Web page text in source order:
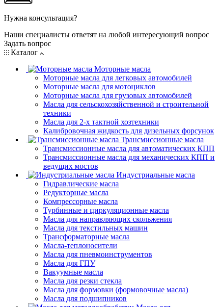
Нужна консультация?
Наши специалисты ответят на любой интересующий вопрос
Задать вопрос
Каталог
Моторные масла
Моторные масла для легковых автомобилей
Моторные масла для мотоциклов
Моторные масла для грузовых автомобилей
Масла для сельскохозяйственной и строительной
техники
Масла для 2-х тактной хозтехники
Калибровочная жидкость для дизельных форсунок
Трансмиссионные масла
Трансмиссионные масла для автоматических КПП
Трансмиссионные масла для механических КПП и
ведущих мостов
Индустриальные масла
Гидравлические масла
Редукторные масла
Компрессорные масла
Турбинные и циркуляционные масла
Масла для направляющих скольжения
Масла для текстильных машин
Трансформаторные масла
Масла-теплоносители
Масла для пневмоинструментов
Масла для ГПУ
Вакуумные масла
Масла для резки стекла
Масла для формовки (формовочные масла)
Масла для подшипников